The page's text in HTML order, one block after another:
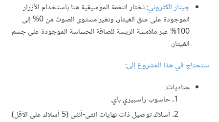
جيتار الكتروني: نختار النغمة الموسيقية هنا باستخدام الأزرار
الموجودة على عنق الغيتار، ونغير مستوى الصوت من 0% إلى
100% عبر ملامسة الريشة للصاقة الحساسة الموجودة على جسم
الغيتار.
ستحتاج في هذا المشروع إلى:
عتاديات:
حاسوب راسبيري باي.
أسلاك توصيل ذات نهايات أنثى-أنثى (5 أسلاك على الأقل).